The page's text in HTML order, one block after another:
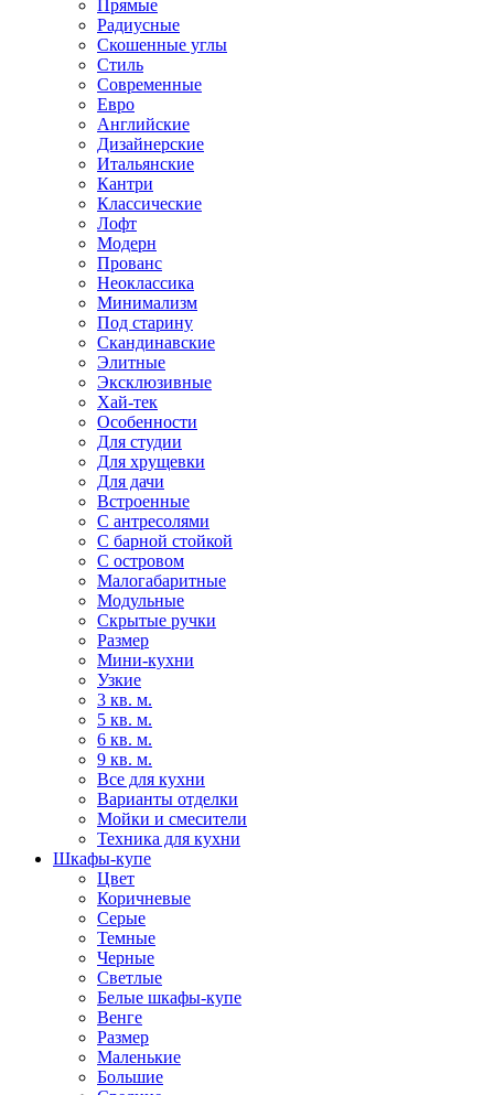
Прямые
Радиусные
Скошенные углы
Стиль
Современные
Евро
Английские
Дизайнерские
Итальянские
Кантри
Классические
Лофт
Модерн
Прованс
Неоклассика
Минимализм
Под старину
Скандинавские
Элитные
Эксклюзивные
Хай-тек
Особенности
Для студии
Для хрущевки
Для дачи
Встроенные
С антресолями
С барной стойкой
С островом
Малогабаритные
Модульные
Скрытые ручки
Размер
Мини-кухни
Узкие
3 кв. м.
5 кв. м.
6 кв. м.
9 кв. м.
Все для кухни
Варианты отделки
Мойки и смесители
Техника для кухни
Шкафы-купе
Цвет
Коричневые
Серые
Темные
Черные
Светлые
Белые шкафы-купе
Венге
Размер
Маленькие
Большие